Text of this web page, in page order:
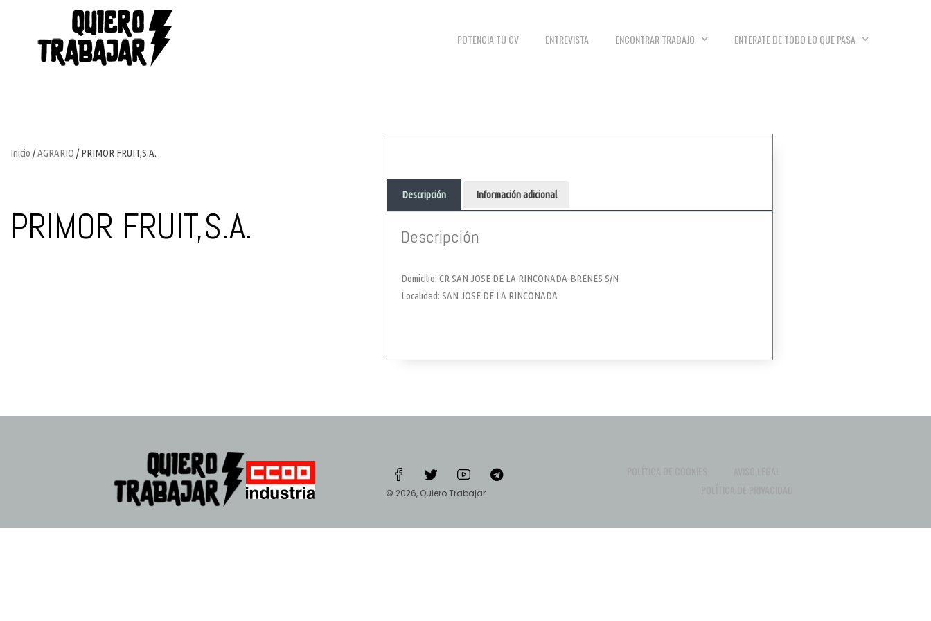
POTENCIA TU CV ENTREVISTA ENCONTRAR TRABAJO ENTERATE DE TODO LO QUE PASA
Inicio /AGRARIO / PRIMOR FRUIT,S.A.
PRIMOR FRUIT,S.A.
Descripción Información adicional
Descripción
Domicilio: CR SAN JOSE DE LA RINCONADA-BRENES S/N
Localidad: SAN JOSE DE LA RINCONADA
© 2026, Quiero Trabajar